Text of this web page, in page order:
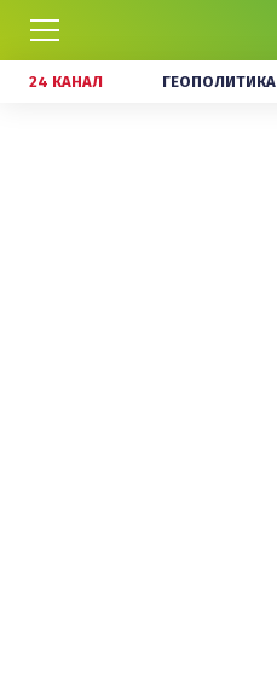
24 КАНАЛ ГЕОПОЛИТИКА